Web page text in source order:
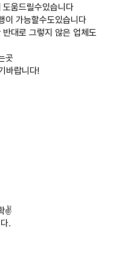
움드릴수있습니다
이 가능할수도있습니다
대로 그렇지 않은 업체도
곳
바랍니다!
✌️
.